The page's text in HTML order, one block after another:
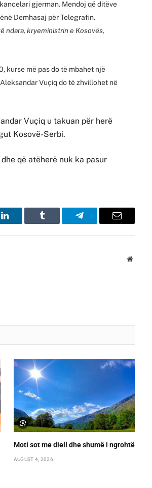
gjerman. Mendoj që ditëve
Demhasaj për Telegrafin.
ndara, kryeministrin e Kosovës,
kurse më pas do të mbahet një
Vuçiq do të zhvillohet në
Vuçiq u takuan për herë
Kosovë-Serbi.
që atëherë nuk ka pasur
LinkedIn Tumblr Telegram Email
Website
Moti sot me diell dhe shumë i ngrohtë
AUGUST 4, 2026